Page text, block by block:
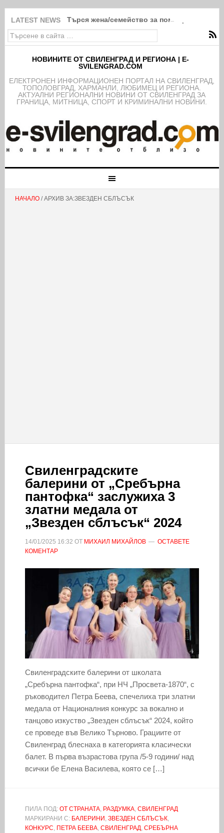
LATEST NEWS Търся жена/семейство за помощ в
НОВИНИТЕ ОТ СВИЛЕНГРАД И РЕГИОНА | E-
SVILENGRAD.COM
EЛЕКТРОНЕН ИНФОРМАЦИОНЕН ПОРТАЛ НА СВИЛЕНГРАД,
ТОПОЛОВГРАД, ХАРМАНЛИ, ЛЮБИМЕЦ И РЕГИОНА.
АКТУАЛНИ РЕГИОНАЛНИ НОВИНИ ОТ СВИЛЕНГРАД ЗА
ГРАНИЦА, МИТНИЦА, СПОРТ И КРИМИНАЛНИ НОВИНИ.
НАЧАЛО/ АРХИВ ЗА:ЗВЕЗДЕН СБЛЪСЪК
Свиленградските
балерини от „Сребърна
пантофка“ заслужиха 3
златни медала от
„Звезден сблъсък“ 2024
14/01/2025 16:32 ОТ МИХАИЛ МИХАЙЛОВ
ОСТАВЕТЕ
КОМЕНТАР
Свиленградските балерини от школата
„Сребърна пантофка“, при НЧ „Просвета-1870“, с
ръководител Петра Беева, спечелиха три златни
медала от Националния конкурс за вокално и
танцово изкуство „Звезден сблъсък“ 2024, който
се проведе във Велико Търново. Грациите от
Свиленград блеснаха в категорията класически
балет. В първа възрастова група /5-9 години/ над
всички бе Елена Василева, която се […]
ПИЛА ПОД: ОТ СТРАНАТА, РАЗДУМКА, СВИЛЕНГРАД
МАРКИРАНИ С: БАЛЕРИНИ , ЗВЕЗДЕН СБЛЪСЪК,
КОНКУРС, ПЕТРА БЕЕВА, СВИЛЕНГРАД, СРЕБЪРНА